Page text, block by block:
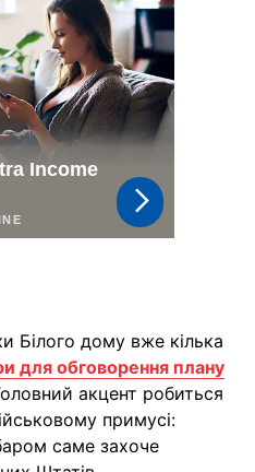
Білого дому вже кілька
для обговорення плану
акцент робиться
примусі:
саме захоче